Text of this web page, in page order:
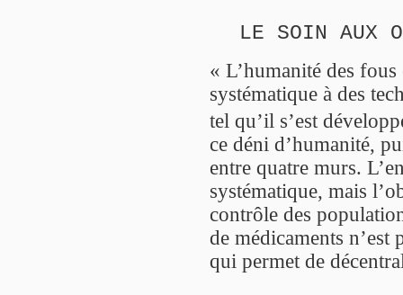
LE SOIN AUX
« L’humanité des
systématique à des
tel qu’il s’est
ce déni d’humanité,
entre quatre murs.
systématique, mais
contrôle des
de médicaments
qui permet de